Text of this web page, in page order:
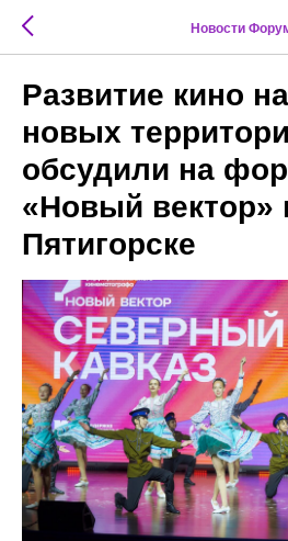
Новости
Развитие кино
новых
обсудили на
«Новый вектор»
Пятигорске